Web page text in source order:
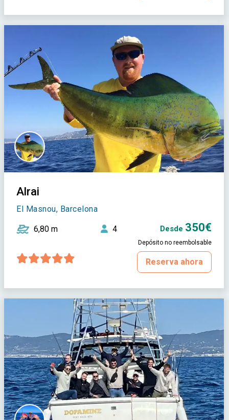
Alrai
El Masnou, Barcelona
6,80 m 4 Desde 350€
Depósito no reembolsable
Reserva ahora